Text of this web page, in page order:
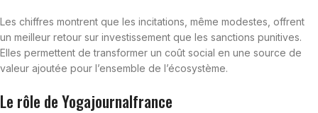
Les chiffres montrent que les incitations, même modestes, offrent
un meilleur retour sur investissement que les sanctions punitives.
Elles permettent de transformer un coût social en une source de
valeur ajoutée pour l’ensemble de l’écosystème.
Le rôle de Yogajournalfrance